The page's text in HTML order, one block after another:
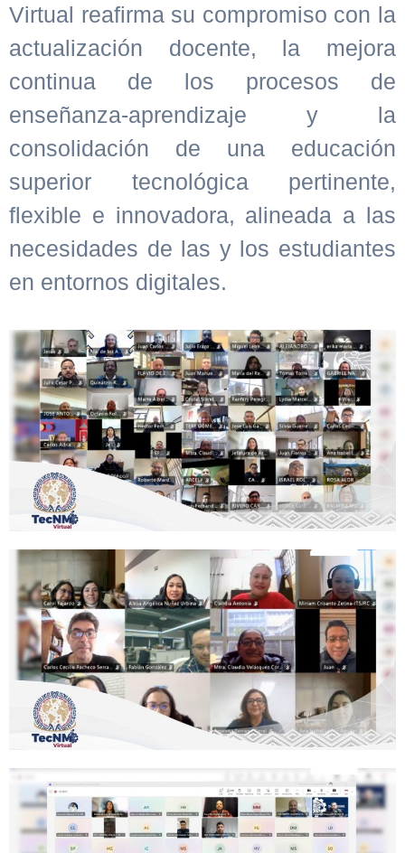
Virtual reafirma su compromiso con la
actualización docente, la mejora
continua de los procesos de
enseñanza-aprendizaje y la
consolidación de una educación
superior tecnológica pertinente,
flexible e innovadora, alineada a las
necesidades de las y los estudiantes
en entornos digitales.